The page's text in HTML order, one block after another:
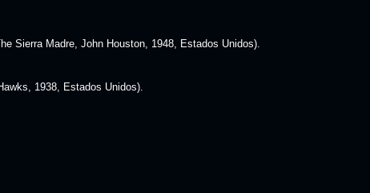
Sierra Madre, John Houston, 1948, Estados Unidos).
1938, Estados Unidos).